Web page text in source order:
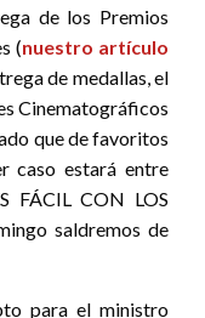
de los Premios
(nuestro artículo
de medallas, el
Cinematográficos
que de favoritos
caso estará entre
FÁCIL CON LOS
saldremos de
para el ministro